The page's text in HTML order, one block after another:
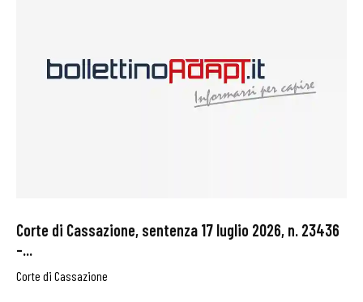
Corte di Cassazione, sentenza 17 luglio 2026, n. 23436
–...
Corte di Cassazione